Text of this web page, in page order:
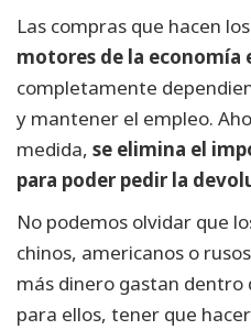
Las compras que hacen
motores de la economía
completamente
y mantener el empleo.
medida, se elimina el
para poder pedir la
No podemos olvidar que
chinos, americanos o
más dinero gastan dentro
para ellos, tener que